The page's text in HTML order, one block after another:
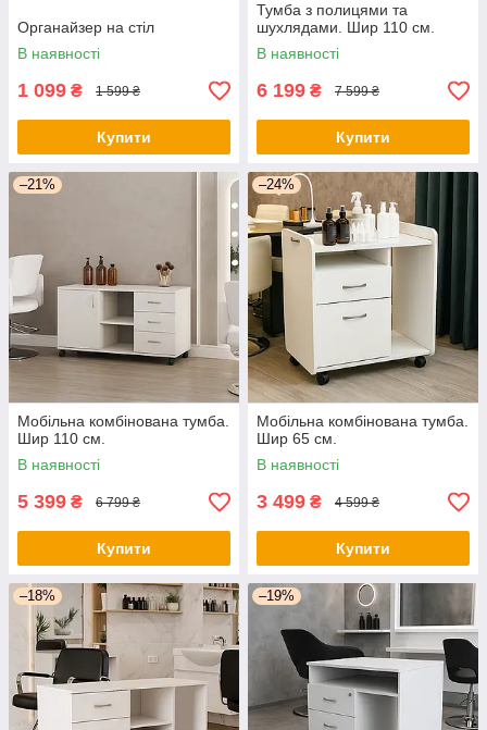
Органайзер на стіл
В наявності
1 099 ₴ 1 599 ₴
Купити
Тумба з полицями та
шухлядами. Шир 110 см.
В наявності
6 199 ₴ 7 599 ₴
Купити
–21%
Мобільна комбінована тумба.
Шир 110 см.
В наявності
5 399 ₴ 6 799 ₴
Купити
–24%
Мобільна комбінована тумба.
Шир 65 см.
В наявності
3 499 ₴ 4 599 ₴
Купити
–18% –19%